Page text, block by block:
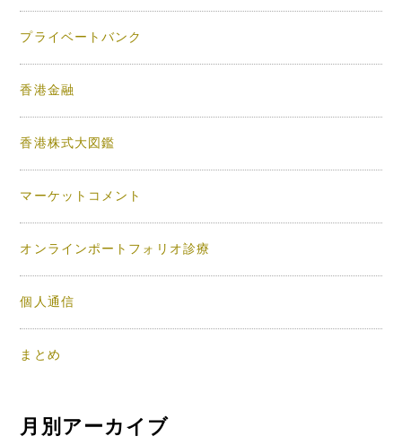
プライベートバンク
香港金融
香港株式大図鑑
マーケットコメント
オンラインポートフォリオ診療
個人通信
まとめ
月別アーカイブ